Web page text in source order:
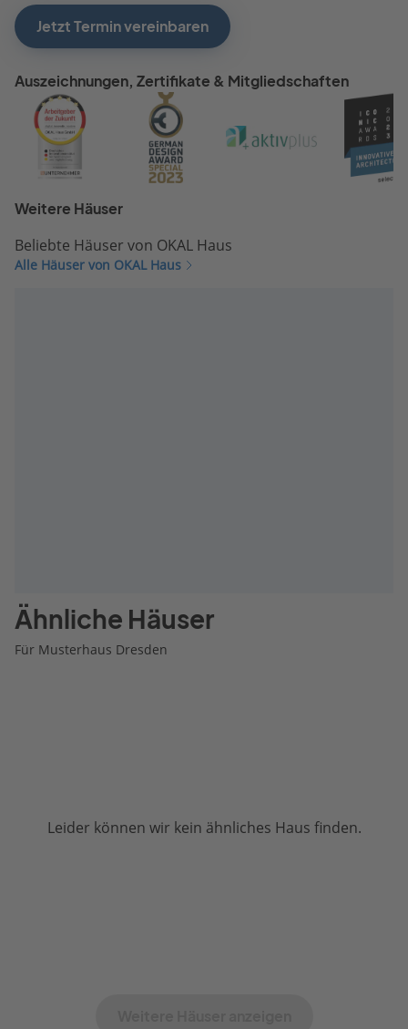
Jetzt Termin vereinbaren
Auszeichnungen, Zertifikate & Mitgliedschaften
Weitere Häuser
Beliebte Häuser von OKAL Haus
Alle Häuser von OKAL Haus
Ähnliche Häuser
Für Musterhaus Dresden
Leider können wir kein ähnliches Haus finden.